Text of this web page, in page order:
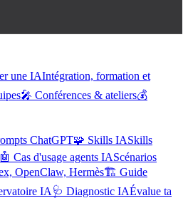
une IAIntégration, formation et
🎤 Conférences & ateliers💰
ChatGPT🧩 Skills IASkills
🤖 Cas d'usage agents IAScénarios
OpenClaw, Hermès🏗️ Guide
IA 🩺 Diagnostic IAÉvalue ta